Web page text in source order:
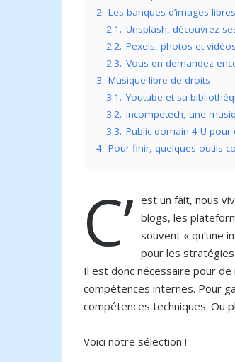
2. Les banques d’images
2.1. Unsplash, découvrez
2.2. Pexels, photos et
2.3. Vous en demandez
3. Musique libre de droits
3.1. Youtube et sa
3.2. Incompetech, une
3.3. Public domain 4 U pour
4. Pour finir, quelques outils
C’ est un fait, nous
blogs, les
souvent « qu’une
pour les
Il est donc nécessaire pour
compétences internes. Pour
compétences techniques. Ou
Voici notre sélection !